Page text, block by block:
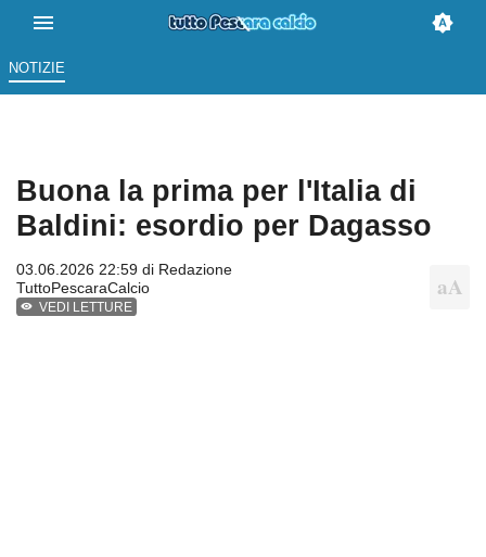
NOTIZIE
Buona la prima per l'Italia di
Baldini: esordio per Dagasso
03.06.2026 22:59 di Redazione
TuttoPescaraCalcio
VEDI LETTURE